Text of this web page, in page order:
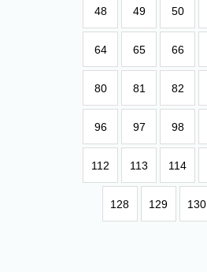
48 49 50
64 65 66
80 81 82
96 97 98
112 113 114
128 129 130